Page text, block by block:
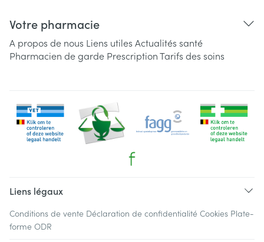
Votre pharmacie
A propos de nous Liens utiles Actualités santé
Pharmacien de garde PrescriptionTarifs des soins
Liens légaux
Conditions de vente Déclaration de confidentialité Cookies Plate-
forme ODR